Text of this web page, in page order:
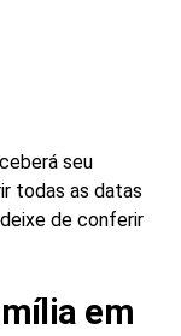
seu
todas as datas
de conferir
em